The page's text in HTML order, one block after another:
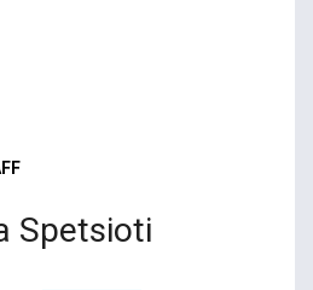
Spetsioti